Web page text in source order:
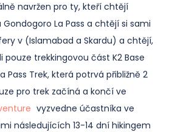
navržen pro ty, kteří chtějí
La Pass a chtějí si sami
v (Islamabad a Skardu) a chtějí,
trekkingovou část K2 Base
Pass Trek, která potrvá přibližně 2
pro trek začíná a končí ve
vyzvedne účastníka ve
následujících 13-14 dní hikingem